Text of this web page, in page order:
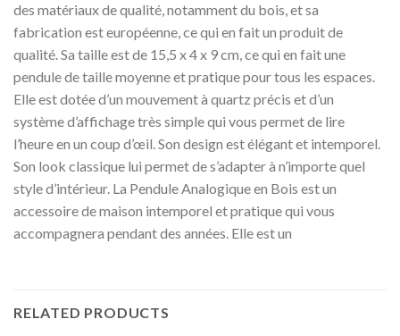
des matériaux de qualité, notamment du bois, et sa
fabrication est européenne, ce qui en fait un produit de
qualité. Sa taille est de 15,5 x 4 x 9 cm, ce qui en fait une
pendule de taille moyenne et pratique pour tous les espaces.
Elle est dotée d’un mouvement à quartz précis et d’un
système d’affichage très simple qui vous permet de lire
l’heure en un coup d’œil. Son design est élégant et intemporel.
Son look classique lui permet de s’adapter à n’importe quel
style d’intérieur. La Pendule Analogique en Bois est un
accessoire de maison intemporel et pratique qui vous
accompagnera pendant des années. Elle est un
RELATED PRODUCTS